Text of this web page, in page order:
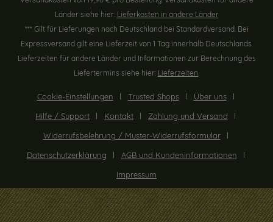
Länder siehe hier: Lieferkosten in andere Länder
*** Gilt für Lieferungen nach Deutschland bei Standardversand. Bei
Expressversand gilt eine Lieferzeit von 1 Tag innerhalb Deutschlands.
Lieferzeiten für andere Länder und Informationen zur Berechnung des
Liefertermins siehe hier: Lieferzeiten
Cookie-Einstellungen Trusted Shops
Über uns
Hilfe / Support
Kontakt
Zahlung und Versand
Widerrufsbelehrung / Muster-Widerrufsformular
Datenschutzerklärung
AGB und Kundeninformationen
Impressum